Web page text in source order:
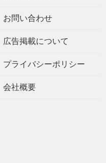
お問い合わせ
広告掲載について
プライバシーポリシー
会社概要